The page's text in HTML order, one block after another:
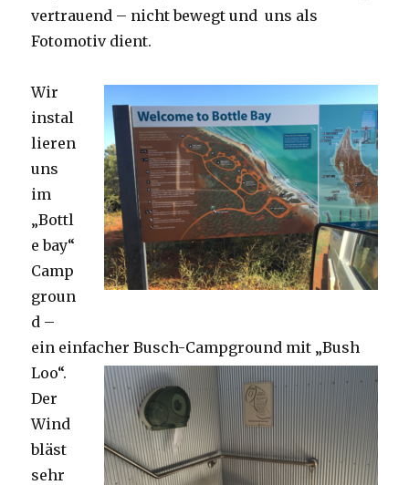
vertrauend – nicht bewegt und uns als
Fotomotiv dient.
Wir
instal
lieren
uns
im
„Bottl
e bay“
Camp
groun
d –
ein einfacher Busch-Campground mit „Bush
Loo“.
Der
Wind
bläst
sehr